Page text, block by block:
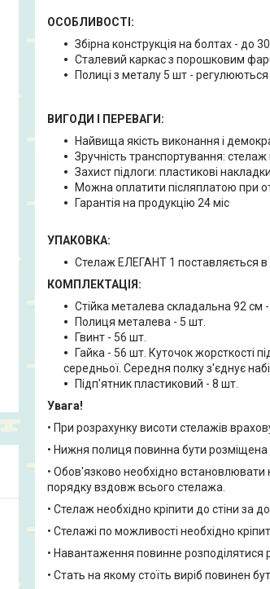
ОСОБЛИВОСТІ:
Збірна конструкція на болтах - до
Сталевий каркас з порошковим
Полиці з металу 5 шт - регулюються
ВИГОДИ І ПЕРЕВАГИ:
Найвища якість виконання і
Зручність транспортування:
Захист підлоги: пластикові
Можна оплатити післяплатою при
Гарантія на продукцію 24 міс
УПАКОВКА:
Стелаж ЕЛЕГАНТ 1 поставляється в
КОМПЛЕКТАЦІЯ:
Стійка металева складальна 92 см -
Полиця металева - 5 шт.
Гвинт - 56 шт.
Гайка - 56 шт. Куточок жорсткості
середньої. Середня полку з'єднує
Підп'ятник пластиковий - 8 шт.
Увага!
• При розрахунку висоти стелажів
• Нижня полиця повинна бути розміщена
• Обов'язково необхідно
порядку вздовж всього стелажа.
• Стелаж необхідно кріпити до стіни за
• Стелажі по можливості необхідно
• Навантаження повинне розподілятися
• Стать на якому стоїть виріб повинен